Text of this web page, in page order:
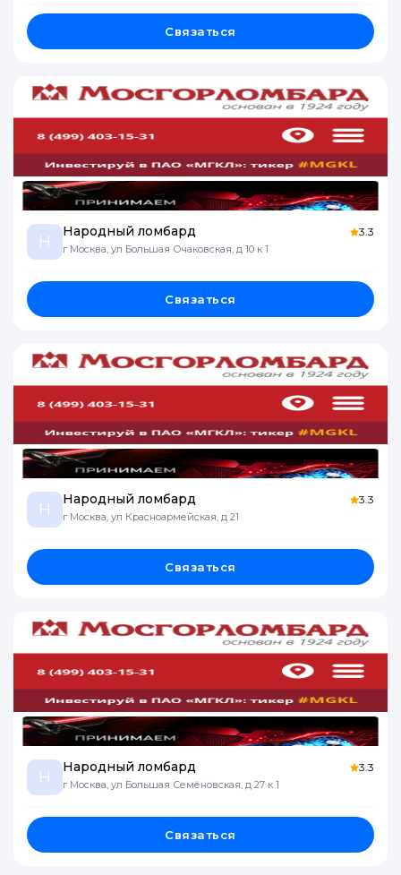
Связаться
Н
Народный ломбард
г Москва, ул Большая Очаковская, д 10 к 1
3.3
Связаться
Н
Народный ломбард
г Москва, ул Красноармейская, д 21
3.3
Связаться
Н
Народный ломбард
г Москва, ул Большая Семёновская, д 27 к 1
3.3
Связаться